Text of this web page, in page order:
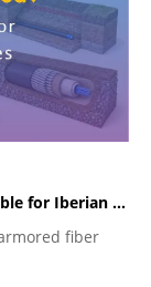
Duct vs Direct-Buried vs Armored Fiber Cable for Iberian Terrestrial Backhaul
fiber